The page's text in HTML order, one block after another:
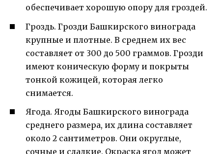
обеспечивает хорошую опору для гроздей.
Гроздь. Грозди Башкирского винограда
крупные и плотные. В среднем их вес
составляет от 300 до 500 граммов. Грозди
имеют коническую форму и покрыты
тонкой кожицей, которая легко
снимается.
Ягода. Ягоды Башкирского винограда
среднего размера, их длина составляет
около 2 сантиметров. Они округлые,
сочные и сладкие. Окраска ягод может